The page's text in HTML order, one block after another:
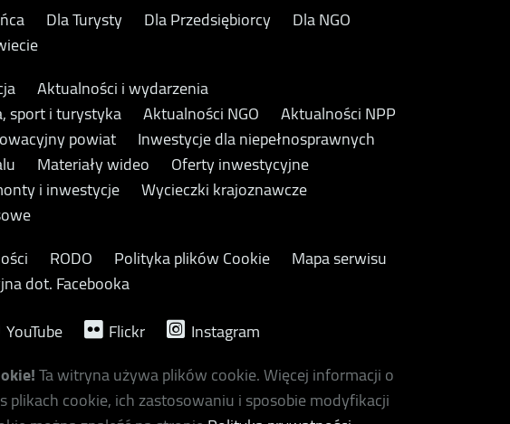
Dla Turysty Dla Przedsiębiorcy
Dla NGO
Aktualności i wydarzenia
sport i turystyka
Aktualności NGO
Aktualności NPP
powiat
Inwestycje dla niepełnosprawnych
Materiały wideo
Oferty inwestycyjne
i inwestycje
Wycieczki krajoznawcze
RODO Polityka plików Cookie
Mapa serwisu
dot. Facebooka
YouTube Flickr
Instagram
Ta witryna używa plików cookie. Więcej informacji o
plikach cookie, ich zastosowaniu i sposobie modyfikacji